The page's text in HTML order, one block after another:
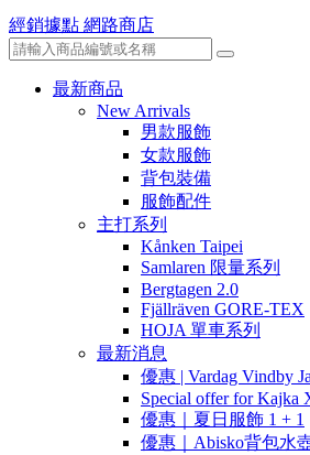
經銷據點 網路商店
最新商品
New Arrivals
男款服飾
女款服飾
背包裝備
服飾配件
主打系列
Kånken Taipei
Samlaren 限量系列
Bergtagen 2.0
Fjällräven GORE-TEX
HOJA 單車系列
最新消息
優惠 | Vardag Vindby
Special offer for Kajka
優惠｜夏日服飾 1 + 1
優惠｜Abisko背包水